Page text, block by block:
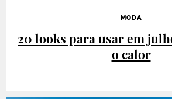
MODA
20 looks para usar em
o calor